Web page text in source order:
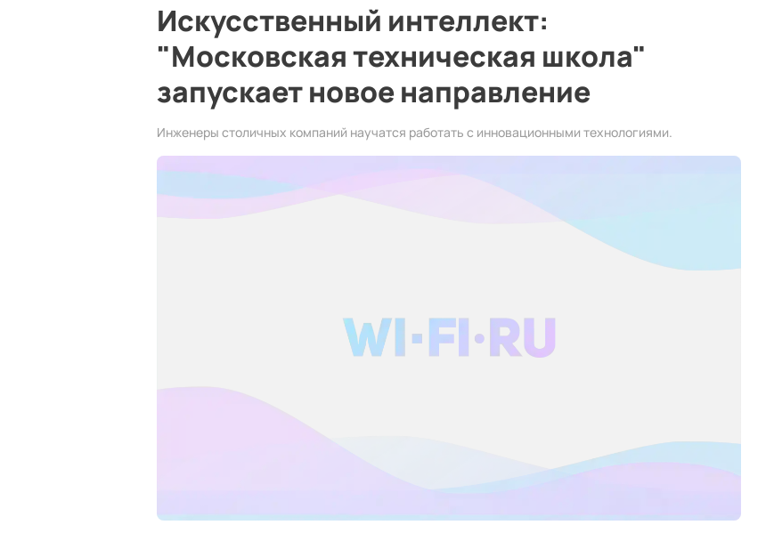
Искусственный интеллект:
"Московская техническая школа"
запускает новое направление
Инженеры столичных компаний научатся работать с инновационными технологиями.